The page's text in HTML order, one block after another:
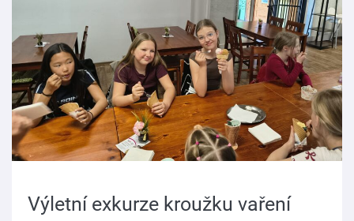
Výletní exkurze kroužku vaření